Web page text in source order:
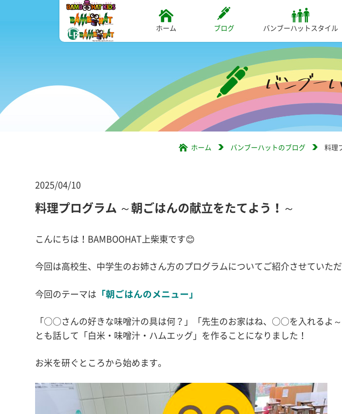
ホーム ブログ バンブーハットスタイル
ホーム バンブーハットのブログ 料理
2025/04/10
料理プログラム ～朝ごはんの献立をたてよう！～
こんにちは！BAMBOOHAT上柴東です😊
今回は高校生、中学生のお姉さん方のプログラムについてご紹介させていただ
今回のテーマは 「朝ごはんのメニュー」
「○○さんの好きな味噌汁の具は何？」「先生のお家はね、○○を入れるよ
とも話して「白米・味噌汁・ハムエッグ」を作ることになりました！
お米を研ぐところから始めます。